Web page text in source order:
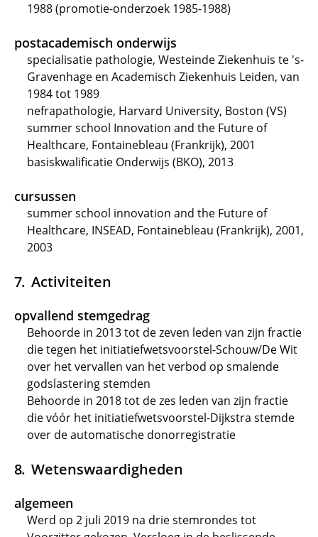
1988 (promotie-onderzoek 1985-1988)
postacademisch onderwijs
specialisatie pathologie, Westeinde Ziekenhuis te 's-
Gravenhage en Academisch Ziekenhuis Leiden, van
1984 tot 1989
nefrapathologie, Harvard University, Boston (VS)
summer school Innovation and the Future of
Healthcare, Fontainebleau (Frankrijk), 2001
basiskwalificatie Onderwijs (BKO), 2013
cursussen
summer school innovation and the Future of
Healthcare, INSEAD, Fontainebleau (Frankrijk), 2001,
2003
Activiteiten
opvallend stemgedrag
Behoorde in 2013 tot de zeven leden van zijn fractie
die tegen het initiatiefwetsvoorstel-Schouw/De Wit
over het vervallen van het verbod op smalende
godslastering stemden
Behoorde in 2018 tot de zes leden van zijn fractie
die vóór het initiatiefwetsvoorstel-Dijkstra stemde
over de automatische donorregistratie
Wetenswaardigheden
algemeen
Werd op 2 juli 2019 na drie stemrondes tot